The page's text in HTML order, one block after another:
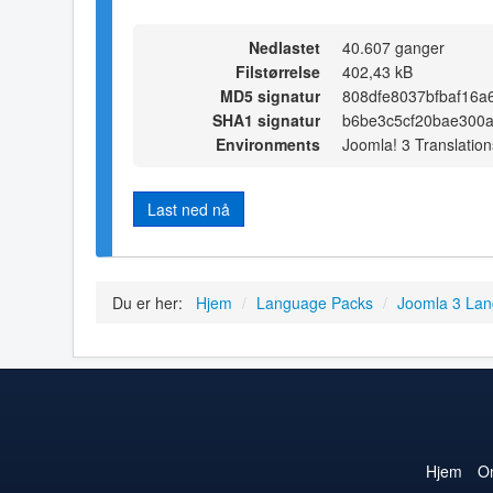
Nedlastet
40.607 ganger
Filstørrelse
402,43 kB
MD5 signatur
SHA1 signatur
Environments
Joomla! 3
Last ned nå
Du er her: Hjem / Language Packs / Joomla 3
Hjem